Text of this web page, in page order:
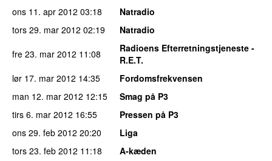
ons 11. apr 2012 03:18
Natradio
tors 29. mar 2012 02:19
Natradio
fre 23. mar 2012 11:08
Radioens Efterretningstjeneste -
R.E.T.
lør 17. mar 2012 14:35
Fordomsfrekvensen
man 12. mar 2012 12:15
Smag på P3
tirs 6. mar 2012 16:55
Pressen på P3
ons 29. feb 2012 20:20
Liga
tors 23. feb 2012 11:18
A-kæden